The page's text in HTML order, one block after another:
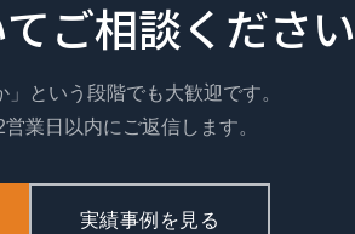
ご相談ください
」という段階でも大歓迎です。
業日以内にご返信します。
実績事例を見る